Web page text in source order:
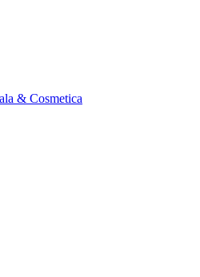
& Cosmetica